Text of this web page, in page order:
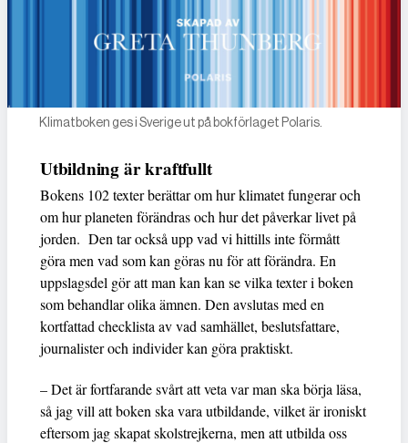
Klimatboken ges i Sverige ut på bokförlaget Polaris.
Utbildning är kraftfullt
Bokens 102 texter berättar om hur klimatet fungerar och
om hur planeten förändras och hur det påverkar livet på
jorden. Den tar också upp vad vi hittills inte förmått
göra men vad som kan göras nu för att förändra. En
uppslagsdel gör att man kan kan se vilka texter i boken
som behandlar olika ämnen. Den avslutas med en
kortfattad checklista av vad samhället, beslutsfattare,
journalister och individer kan göra praktiskt.
– Det är fortfarande svårt att veta var man ska börja läsa,
så jag vill att boken ska vara utbildande, vilket är ironiskt
eftersom jag skapat skolstrejkerna, men att utbilda oss